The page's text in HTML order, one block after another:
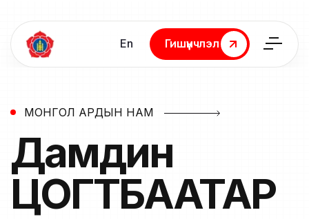
En
Гишүүнчлэл
Гишүүнчлэл
МОНГОЛ АРДЫН НАМ
Дамдин
ЦОГТБААТАР